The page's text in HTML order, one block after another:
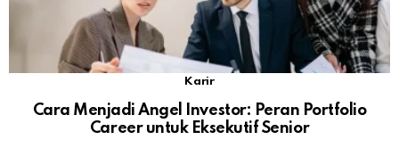
Karir
Cara Menjadi Angel Investor: Peran Portfolio
Career untuk Eksekutif Senior